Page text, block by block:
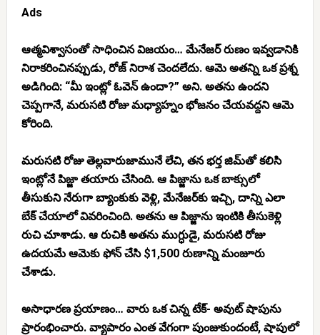
Ads
ఆత్మవిశ్వాసంతో సాధించిన విజయం… మేనేజర్ రుణం ఇవ్వడానికి
నిరాకరించినప్పుడు, రోజ్ నిరాశ చెందలేదు. ఆమె అతన్ని ఒక ప్రశ్న
అడిగింది: “మీ ఇంట్లో ఓవెన్ ఉందా?” అని. అతను ఉందని
చెప్పగానే, మరుసటి రోజు మధ్యాహ్నం భోజనం చేయవద్దని ఆమె
కోరింది.
మరుసటి రోజు తెల్లవారుజామునే లేచి, తన భర్త జిమ్‌తో కలిసి
ఇంట్లోనే పిజ్జా తయారు చేసింది. ఆ పిజ్జాను ఒక బాక్సులో
తీసుకుని నేరుగా బ్యాంకుకు వెళ్లి, మేనేజర్‌కు ఇచ్చి, దాన్ని ఎలా
బేక్ చేయాలో వివరించింది. అతను ఆ పిజ్జాను ఇంటికి తీసుకెళ్లి
రుచి చూశాడు. ఆ రుచికి అతను ముగ్ధుడై, మరుసటి రోజు
ఉదయమే ఆమెకు ఫోన్ చేసి $1,500 రుణాన్ని మంజూరు
చేశాడు.
అసాధారణ ప్రయాణం… వారు ఒక చిన్న టేక్- అవుట్ షాపును
ప్రారంభించారు. వ్యాపారం ఎంత వేగంగా పుంజుకుందంటే, షాపులో